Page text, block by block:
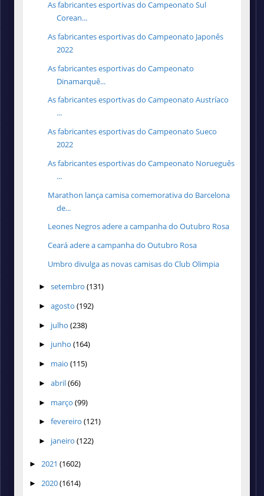
As fabricantes esportivas do Campeonato Sul
Corean...
As fabricantes esportivas do Campeonato Japonês
2022
As fabricantes esportivas do Campeonato
Dinamarquê...
As fabricantes esportivas do Campeonato Austríaco
...
As fabricantes esportivas do Campeonato Sueco
2022
As fabricantes esportivas do Campeonato Norueguês
...
Marathon lança camisa comemorativa do Barcelona
de...
Leones Negros adere a campanha do Outubro Rosa
Ceará adere a campanha do Outubro Rosa
Umbro divulga as novas camisas do Club Olimpia
► setembro (131)
► agosto (192)
► julho (238)
► junho (164)
► maio (115)
► abril(66)
► março (99)
► fevereiro (121)
► janeiro (122)
► 2021 (1602)
► 2020(1614)